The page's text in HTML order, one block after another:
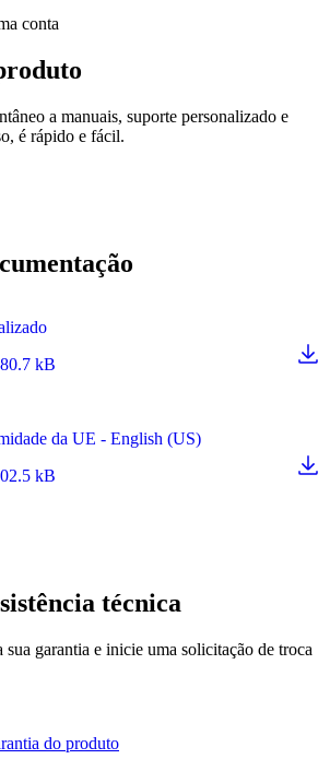
conta
a manuais, suporte personalizado e
é rápido e fácil.
kB
da UE - English (US)
kB
técnica
garantia e inicie uma solicitação de troca
do produto